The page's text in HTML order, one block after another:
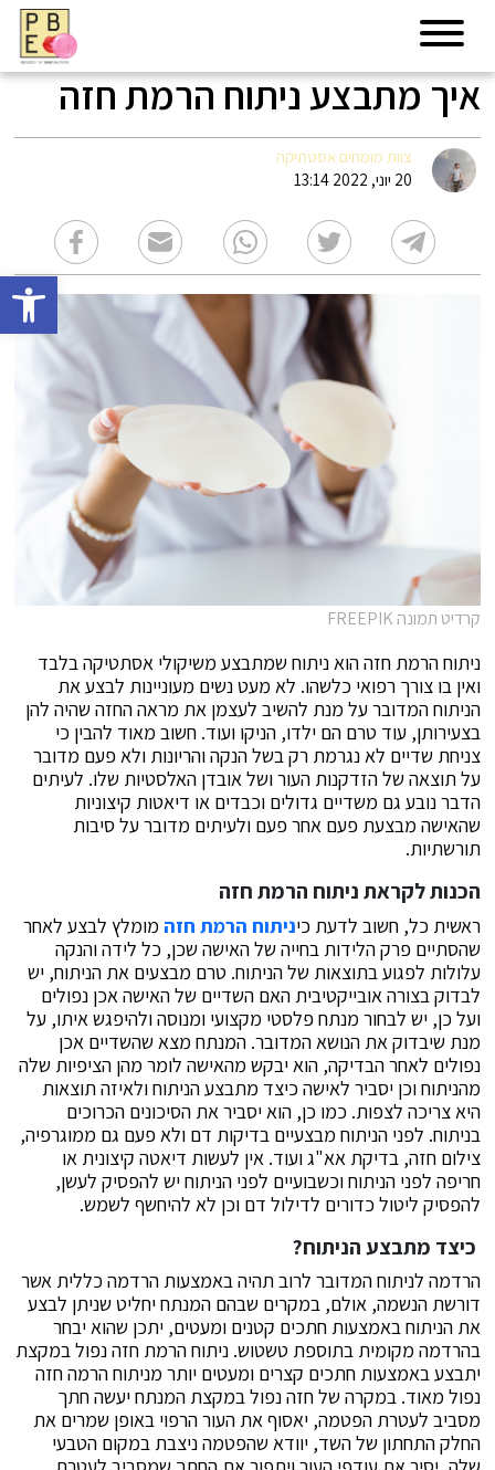
פתח
איך מתבצע ניתוח הרמת חזה
צוות מומחים אסטתיקה
20 יוני, 2022 13:14
קרדיט תמונה FREEPIK
ניתוח הרמת חזה הוא ניתוח שמתבצע משיקולי אסתטיקה בלבד
ואין בו צורך רפואי כלשהו. לא מעט נשים מעוניינות לבצע את
הניתוח המדובר על מנת להשיב לעצמן את מראה החזה שהיה להן
בצעירותן, עוד טרם הם ילדו, הניקו ועוד. חשוב מאוד להבין כי
צניחת שדיים לא נגרמת רק בשל הנקה והריונות ולא פעם מדובר
על תוצאה של הזדקנות העור ושל אובדן האלסטיות שלו. לעיתים
הדבר נובע גם משדיים גדולים וכבדים או דיאטות קיצוניות
שהאישה מבצעת פעם אחר פעם ולעיתים מדובר על סיבות
תורשתיות.
הכנות לקראת ניתוח הרמת חזה
ראשית כל, חשוב לדעת כיניתוח הרמת חזה מומלץ לבצע לאחר
שהסתיים פרק הלידות בחייה של האישה שכן, כל לידה והנקה
עלולות לפגוע בתוצאות של הניתוח. טרם מבצעים את הניתוח, יש
לבדוק בצורה אובייקטיבית האם השדיים של האישה אכן נפולים
ועל כן, יש לבחור מנתח פלסטי מקצועי ומנוסה ולהיפגש איתו, על
מנת שיבדוק את הנושא המדובר. המנתח מצא שהשדיים אכן
נפולים לאחר הבדיקה, הוא יבקש מהאישה לומר מהן הציפיות שלה
מהניתוח וכן יסביר לאישה כיצד מתבצע הניתוח ולאיזה תוצאות
היא צריכה לצפות. כמו כן, הוא יסביר את הסיכונים הכרוכים
בניתוח. לפני הניתוח מבצעיים בדיקות דם ולא פעם גם ממוגרפיה,
צילום חזה, בדיקת אא"ג ועוד. אין לעשות דיאטה קיצונית או
חריפה לפני הניתוח וכשבועיים לפני הניתוח יש להפסיק לעשן,
להפסיק ליטול כדורים לדילול דם וכן לא להיחשף לשמש.
כיצד מתבצע הניתוח?
הרדמה לניתוח המדובר לרוב תהיה באמצעות הרדמה כללית אשר
דורשת הנשמה, אולם, במקרים שבהם המנתח יחליט שניתן לבצע
את הניתוח באמצעות חתכים קטנים ומעטים, יתכן שהוא יבחר
בהרדמה מקומית בתוספת טשטוש. ניתוח הרמת חזה נפול במקצת
יתבצע באמצעות חתכים קצרים ומעטים יותר מניתוח הרמה חזה
נפול מאוד. במקרה של חזה נפול במקצת המנתח יעשה חתך
מסביב לעטרת הפטמה, יאסוף את העור הרפוי באופן שמרים את
החלק התחתון של השד, יוודא שהפטמה ניצבת במקום הטבעי